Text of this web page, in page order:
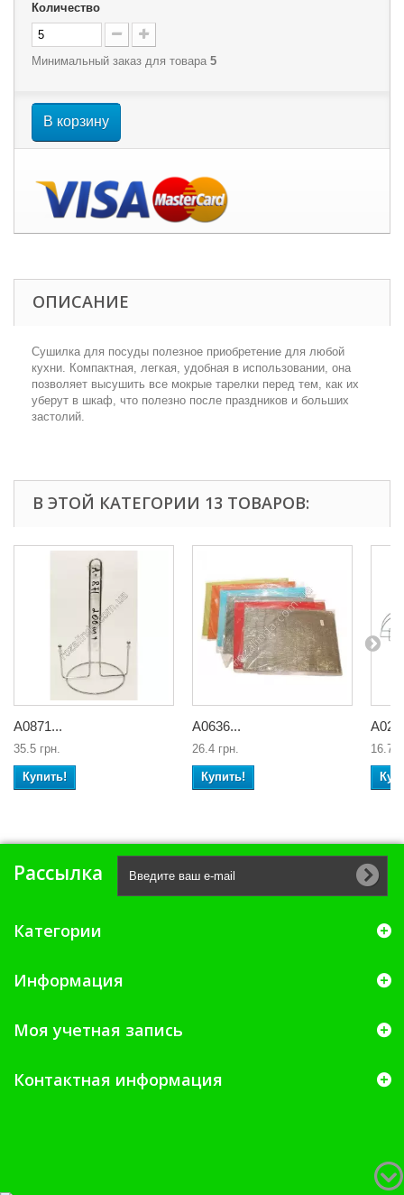
Количество
Минимальный заказ для товара 5
В корзину
ОПИСАНИЕ
Сушилка для посуды полезное приобретение для любой
кухни. Компактная, легкая, удобная в использовании, она
позволяет высушить все мокрые тарелки перед тем, как их
уберут в шкаф, что полезно после праздников и больших
застолий.
В ЭТОЙ КАТЕГОРИИ 13 ТОВАРОВ:
А0871...
35.5 грн.
Купить!
А0636...
26.4 грн.
Купить!
16.7
Рассылка
Категории
Информация
Моя учетная запись
Контактная информация